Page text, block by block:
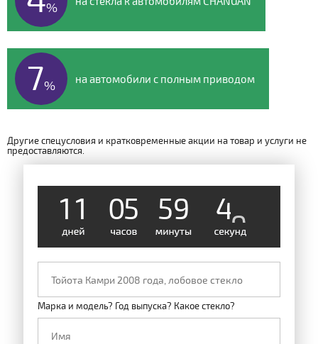
%
7% на автомобили с полным приводом
Другие спецусловия и кратковременные акции на товар и услуги не
предоставляются.
1 1 05 59 48
Марка и модель? Год выпуска? Какое стекло?